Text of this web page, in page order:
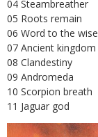
04 Steambreather
05 Roots remain
06 Word to the wise
07 Ancient kingdom
08 Clandestiny
09 Andromeda
10 Scorpion breath
11 Jaguar god